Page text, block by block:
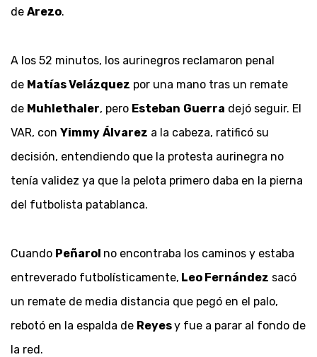
de Arezo.
A los 52 minutos, los aurinegros reclamaron penal
de Matías Velázquez por una mano tras un remate
de Muhlethaler, pero Esteban Guerra dejó seguir. El
VAR, con Yimmy Álvarez a la cabeza, ratificó su
decisión, entendiendo que la protesta aurinegra no
tenía validez ya que la pelota primero daba en la pierna
del futbolista patablanca.
Cuando Peñarol no encontraba los caminos y estaba
entreverado futbolísticamente, Leo Fernández sacó
un remate de media distancia que pegó en el palo,
rebotó en la espalda de Reyesy fue a parar al fondo de
la red.